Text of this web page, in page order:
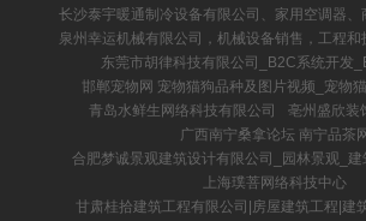
长沙泰宇暖通制冷设备有限公司、家用空调器
泉州幸运机械有限公司，机械设备销售，工程
东莞市胡律科技有限公司_B2C系统开发
邯郸宠物网 宠物猫狗品种及图片视频_宠物
青岛水鲜生网络科技有限公司
亳州盛欣装
广西南宁桑拿论坛 南宁品茶网
合肥梦诚景观建筑设计有限公司_园林景观_
上海璞菩网络科技中心
甘肃桂拾建筑工程有限公司|房屋建筑工程|建